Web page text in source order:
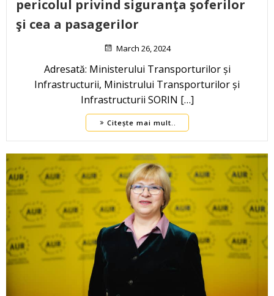
pericolul privind siguranţa şoferilor
şi cea a pasagerilor
March 26, 2024
Adresată: Ministerului Transporturilor și
Infrastructurii, Ministrului Transporturilor și
Infrastructurii SORIN […]
Citește mai mult..